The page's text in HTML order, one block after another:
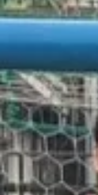
ついては こち
い！